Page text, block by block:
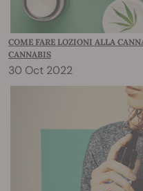
COME FARE LOZIONI ALLA
CANNABIS
30 Oct 2022